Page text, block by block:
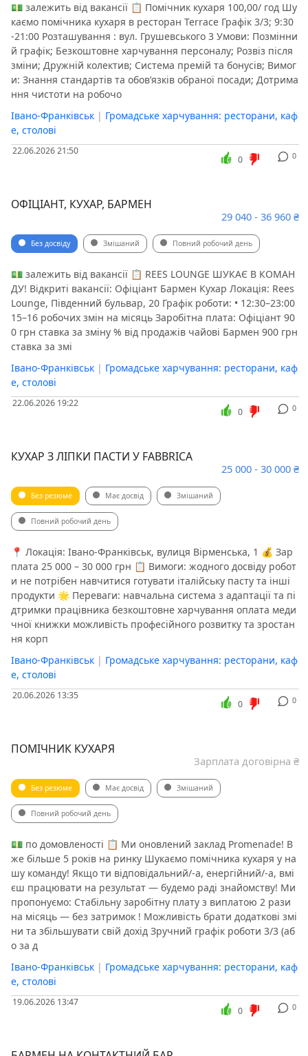
💵 залежить від вакансії 📋 Помічник кухаря 100,00/ год Шу
каємо помічника кухаря в ресторан Terrace Графік 3/3; 9:30
-21:00 Розташування : вул. Грушевського 3 Умови: Позмінни
й графік; Безкоштовне харчування персоналу; Розвіз після
зміни; Дружній колектив; Система премій та бонусів; Вимог
и: Знання стандартів та обов’язків обраної посади; Дотрима
ння чистоти на робочо
Івано-Франківськ | Громадське харчування: ресторани, каф
е, столові
22.06.2026 21:50 0
0
ОФІЦІАНТ, КУХАР, БАРМЕН
29 040 - 36 960 ₴
Без досвіду Змішаний Повний робочий день
💵 залежить від вакансії 📋 REES LOUNGE ШУКАЄ В КОМАН
ДУ! Відкриті вакансії: Офіціант Бармен Кухар Локація: Rees
Lounge, Південний бульвар, 20 Графік роботи: • 12:30–23:00
15–16 робочих змін на місяць Заробітна плата: Офіціант 90
0 грн ставка за зміну % від продажів чайові Бармен 900 грн
ставка за змі
Івано-Франківськ | Громадське харчування: ресторани, каф
е, столові
22.06.2026 19:22 0
0
КУХАР З ЛІПКИ ПАСТИ У FABBRICA
25 000 - 30 000 ₴
Без резюме Має досвід Змішаний
Повний робочий день
📍 Локація: Івано-Франківськ, вулиця Вірменська, 1 💰 Зар
плата 25 000 – 30 000 грн 📋 Вимоги: жодного досвіду робот
и не потрібен навчитися готувати італійську пасту та інші
продукти 🌟 Переваги: навчальна система з адаптації та пі
дтримки працівника безкоштовне харчування оплата меди
чної книжки можливість професійного розвитку та зростан
ня корп
Івано-Франківськ | Громадське харчування: ресторани, каф
е, столові
20.06.2026 13:35 0
0
ПОМІЧНИК КУХАРЯ
Зарплата договірна ₴
Без резюме Має досвід Змішаний
Повний робочий день
💵 по домовленості 📋 Ми оновлений заклад Promenade! В
же більше 5 років на ринку Шукаємо помічника кухаря у на
шу команду! Якщо ти відповідальний/-а, енергійний/-а, вмі
єш працювати на результат — будемо раді знайомству! Ми
пропонуємо: Стабільну заробітну плату з виплатою 2 рази
на місяць — без затримок ! Можливість брати додаткові змі
ни та збільшувати свій дохід Зручний графік роботи 3/3 (аб
о за д
Івано-Франківськ | Громадське харчування: ресторани, каф
е, столові
19.06.2026 13:47 0
0